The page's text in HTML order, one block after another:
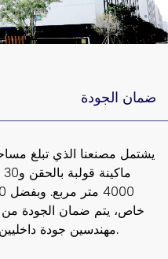
ضمان الجودة
مهندسين جودة داخليين في مختبر الاختبار الخاص بنا.